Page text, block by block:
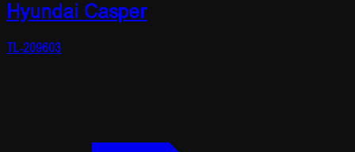
Hyundai Casper
TL-209603